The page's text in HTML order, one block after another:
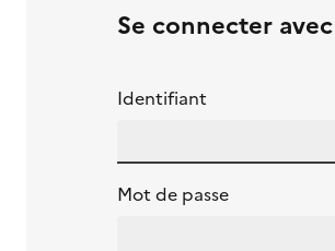
Se connecter
Identifiant
Mot de passe